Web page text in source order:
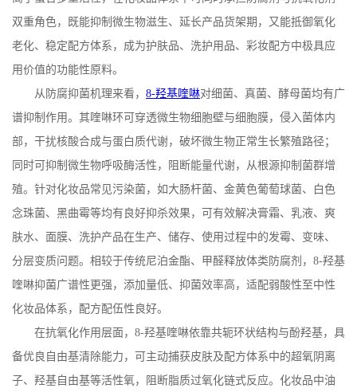
双重角色，既能抑制微生物滋生、延长产品货架期，又能抵御氧化
老化、稳定配方体系，成为护肤品、洗护用品、彩妆配方中极具应
用价值的功能性原料。
从防腐抑菌机理来看， 8-羟基喹啉对细菌、真菌、酵母菌均有广
谱抑制作用。其喹啉环可穿透微生物细胞壁与细胞膜，侵入菌体内
部，干扰核酸合成与蛋白质代谢，破坏微生物正常生长繁殖路径；
同时可抑制微生物呼吸酶活性，阻断能量代谢，从根源抑制菌群增
殖。针对化妆品常见污染菌，如大肠杆菌、金黄色葡萄球菌、白色
念珠菌、黑曲霉等均有良好抑杀效果，可有效解决膏霜、乳液、爽
肤水、面膜、洗护产品在生产、储存、使用过程中的发霉、变味、
分层变质问题。相较于传统尼泊金酯、甲醛释放体类防腐剂， 8-羟基
喹啉抑菌广谱性更强，添加量低、抑菌效率高，适配弱酸性至中性
化妆品体系，配方配伍性良好。
在抗氧化作用层面， 8-羟基喹啉依靠共轭环状结构与酚羟基，具
备优良自由基清除能力，可主动捕获皮肤及配方体系中的超氧阴离
子、羟基自由基等活性氧，阻断脂质过氧化链式反应。化妆品中油